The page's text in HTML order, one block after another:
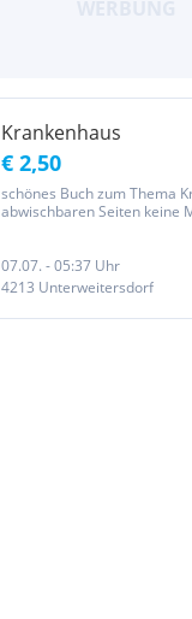
Krankenhaus
€ 2,50
schönes Buch zum Thema
abwischbaren Seiten keine
07.07. - 05:37 Uhr
4213 Unterweitersdorf